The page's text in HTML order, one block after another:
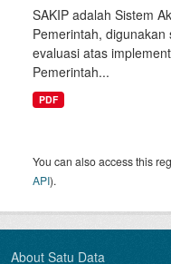
SAKIP adalah Sistem
Pemerintah,
evaluasi atas
Pemerintah...
PDF
You can also access this
API).
About Satu Data